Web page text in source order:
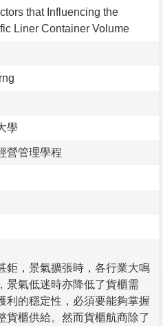
that Influencing the
Liner Container Volume
學
營管理學程
鉅，景氣擴張時，各行業大鳴
景氣低迷時亦降低了貨櫃需
利的穩定性，必須要能夠掌握
貨櫃供給。然而貨櫃航商除了